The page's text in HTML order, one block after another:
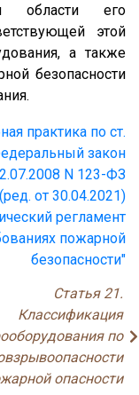
области его
этой
а также
безопасности
практика по ст.
закон
N 123-ФЗ
(ред. от 30.04.2021)
регламент
пожарной
безопасности"
Статья 21.
Классификация
по
опасности